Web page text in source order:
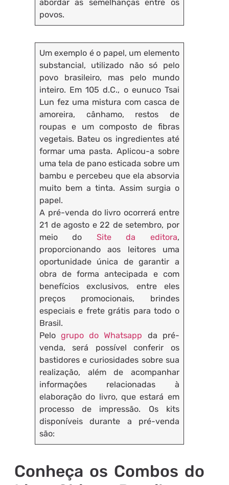
abordar as semelhanças entre os
povos.
Um exemplo é o papel, um elemento
substancial, utilizado não só pelo
povo brasileiro, mas pelo mundo
inteiro. Em 105 d.C., o eunuco Tsai
Lun fez uma mistura com casca de
amoreira, cânhamo, restos de
roupas e um composto de fibras
vegetais. Bateu os ingredientes até
formar uma pasta. Aplicou-a sobre
uma tela de pano esticada sobre um
bambu e percebeu que ela absorvia
muito bem a tinta. Assim surgia o
papel.
A pré-venda do livro ocorrerá entre
21 de agosto e 22 de setembro, por
meio do Site da editora,
proporcionando aos leitores uma
oportunidade única de garantir a
obra de forma antecipada e com
benefícios exclusivos, entre eles
preços promocionais, brindes
especiais e frete grátis para todo o
Brasil.
Pelogrupo do Whatsapp da pré-
venda, será possível conferir os
bastidores e curiosidades sobre sua
realização, além de acompanhar
informações relacionadas à
elaboração do livro, que estará em
processo de impressão. Os kits
disponíveis durante a pré-venda
são:
Conheça os Combos do